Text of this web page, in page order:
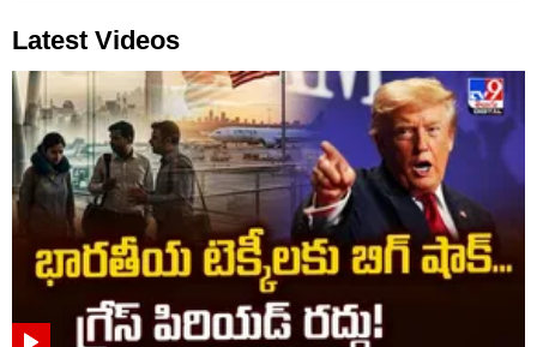
Latest Videos